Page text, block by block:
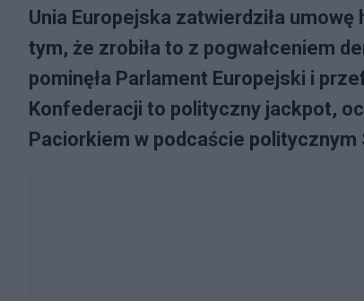
Unia Europejska zatwierdziła
tym, że zrobiła to z pogwałceniem
pominęła Parlament Europejski i
Konfederacji to polityczny jackpot,
Paciorkiem w podcaście politycznym